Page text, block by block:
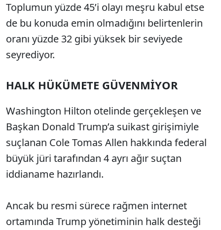
Toplumun yüzde 45’i olayı meşru kabul etse
de bu konuda emin olmadığını belirtenlerin
oranı yüzde 32 gibi yüksek bir seviyede
seyrediyor.
HALK HÜKÜMETE GÜVENMİYOR
Washington Hilton otelinde gerçekleşen ve
Başkan Donald Trump’a suikast girişimiyle
suçlanan Cole Tomas Allen hakkında federal
büyük jüri tarafından 4 ayrı ağır suçtan
iddianame hazırlandı.
Ancak bu resmi sürece rağmen internet
ortamında Trump yönetiminin halk desteği